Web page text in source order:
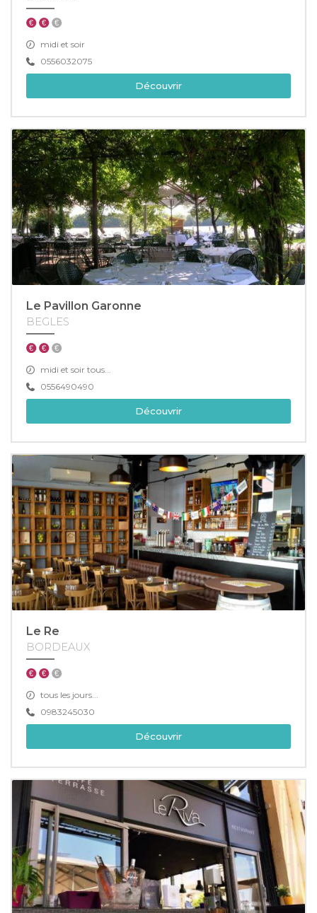
midi et soir
0556032075
Découvrir
Le Pavillon Garonne
BEGLES
midi et soir tous...
0556490490
Découvrir
Le Re
BORDEAUX
tous les jours...
0983245030
Découvrir